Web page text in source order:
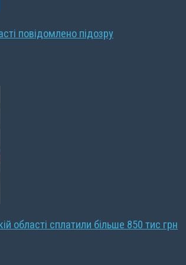
повідомлено підозру
області сплатили більше 850 тис грн